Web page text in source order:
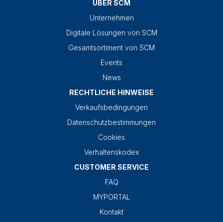
ÜBER SCM
Unternehmen
Digitale Lösungen von SCM
Gesamtsortiment von SCM
Events
News
RECHTLICHE HINWEISE
Verkaufsbedingungen
Datenschutzbestimmungen
Cookies
Verhaltenskodex
CUSTOMER SERVICE
FAQ
MYPORTAL
Kontakt